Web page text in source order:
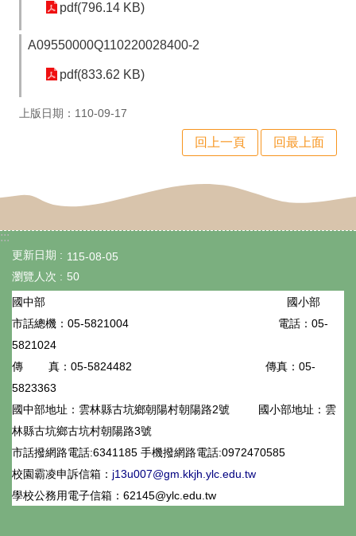
數
位
學
習
資
源
檔
案
下
載
pdf(796.14 KB)
A09550000Q110220028400-2
pdf(833.62 KB)
上版日期：110-09-17
回上一頁 回最上面
:::
更新日期
115-08-05
瀏覽人次
50
國中部 國小部
市話總機： 05-5821004
電話：05-
5821024
傳 真： 05-5824482
傳真：05-
5823363
國中部地址：雲林縣古坑鄉朝陽村朝陽路2號
國小部地址：雲
林縣古坑鄉古坑村朝陽路3號
市話撥網路電話:6341185 手機撥網路電話:0972470585
校園霸凌申訴信箱： j13u007@gm.kkjh.ylc.edu.tw
學校公務用電子信箱：62145@ylc.edu.tw